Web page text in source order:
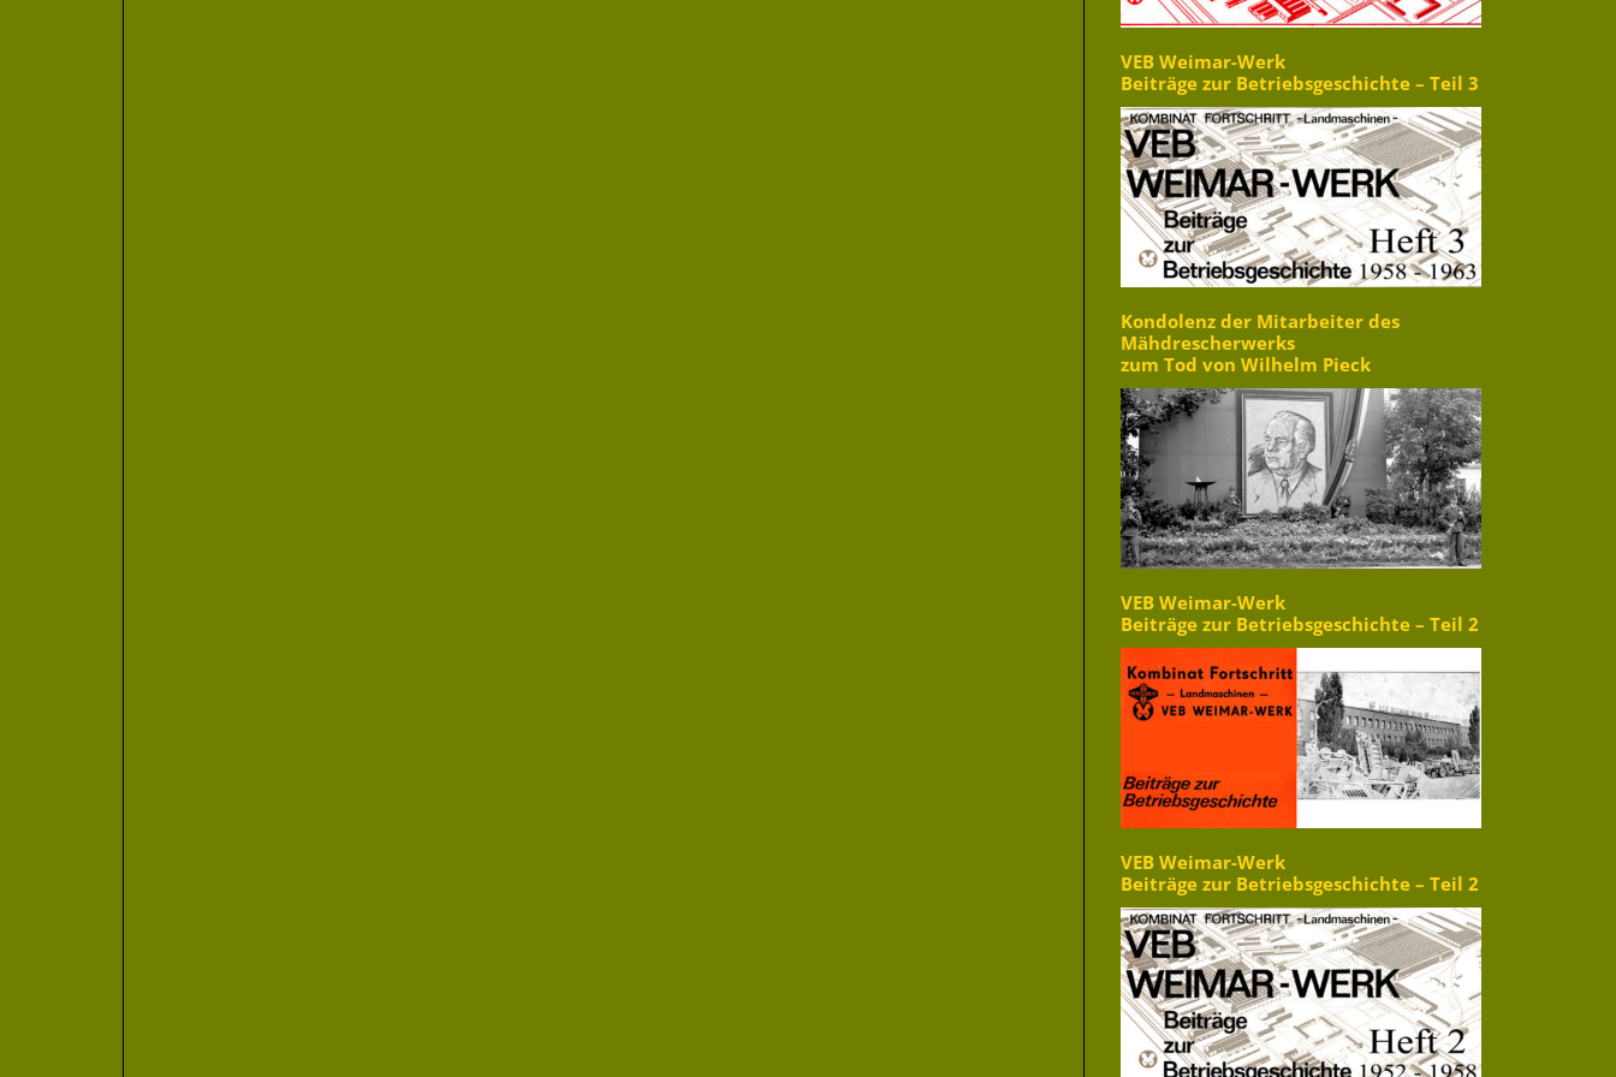
VEB Weimar-Werk
Beiträge zur Betriebsgeschichte – Teil 3
Kondolenz der Mitarbeiter des
Mähdrescherwerks
zum Tod von Wilhelm Pieck
VEB Weimar-Werk
Beiträge zur Betriebsgeschichte – Teil 2
VEB Weimar-Werk
Beiträge zur Betriebsgeschichte – Teil 2